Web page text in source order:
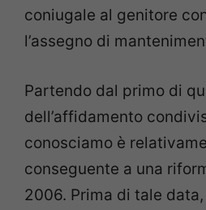
coniugale al genitore
l’assegno di
Partendo dal primo di
dell’affidamento
conosciamo è
conseguente a una
2006. Prima di tale